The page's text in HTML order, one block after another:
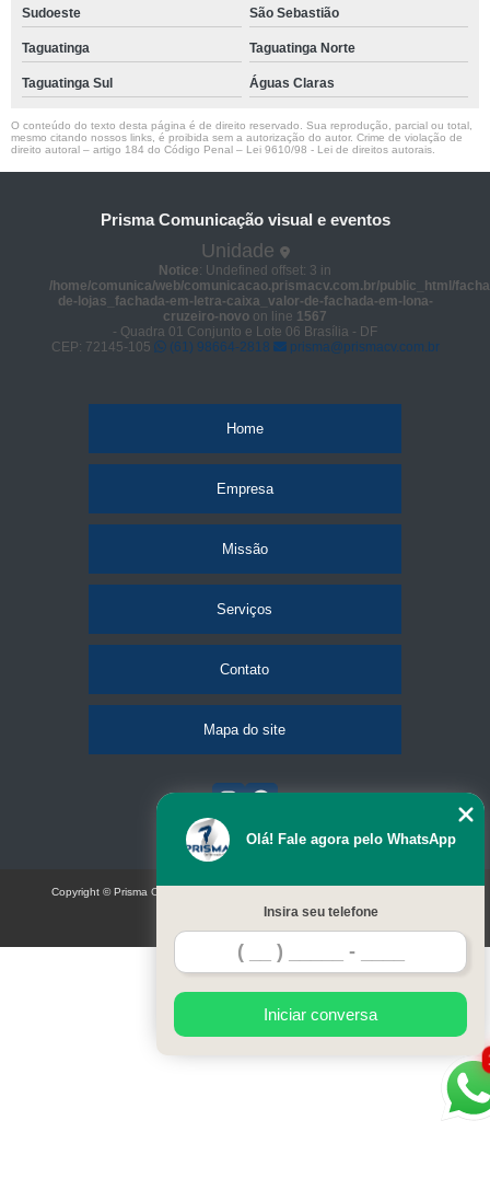
Sudoeste São Sebastião
Taguatinga Taguatinga Norte
Taguatinga Sul Águas Claras
O conteúdo do texto desta página é de direito reservado. Sua reprodução, parcial ou total,
mesmo citando nossos links, é proibida sem a autorização do autor. Crime de violação de
direito autoral – artigo 184 do Código Penal – Lei 9610/98 - Lei de direitos autorais
Prisma Comunicação visual e eventos
Unidade
Notice: Undefined offset: 3 in
/home/comunica/web/comunicacao.prismacv.com.br/public_html/
de-lojas_fachada-em-letra-caixa_valor-de-fachada-em-lona-
cruzeiro-novo on line 1567
- Quadra 01 Conjunto e Lote 06 Brasília - DF
CEP: 72145-105
(61) 98664-2818 prisma@prismacv.com.br
Home
Empresa
Missão
Serviços
Contato
Mapa do site
Olá! Fale agora pelo WhatsApp
Insira seu telefone
Iniciar conversa
Copyright © Prisma Comunicação visual e eventos (Lei 9610 de 19/02/1998)